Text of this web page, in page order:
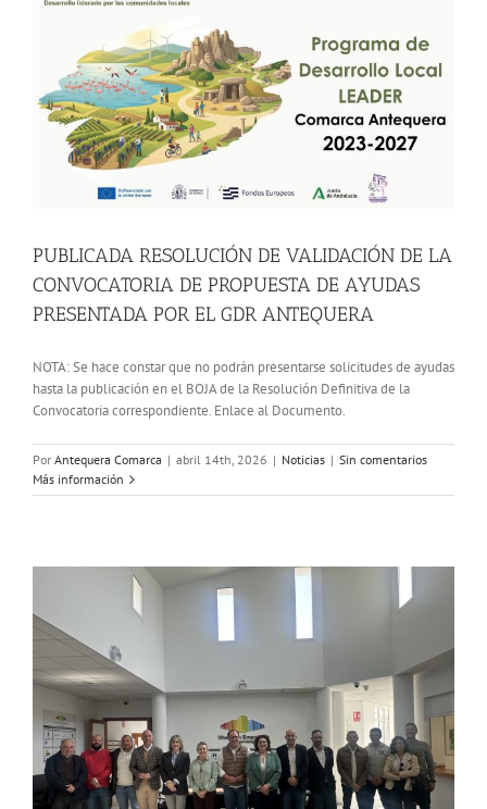
PUBLICADA RESOLUCIÓN DE VALIDACIÓN DE LA
CONVOCATORIA DE PROPUESTA DE AYUDAS
PRESENTADA POR EL GDR ANTEQUERA
NOTA: Se hace constar que no podrán presentarse solicitudes de ayudas
hasta la publicación en el BOJA de la Resolución Definitiva de la
Convocatoria correspondiente. Enlace al Documento.
Por Antequera Comarca | abril 14th, 2026 | Noticias | Sin comentarios
Más información